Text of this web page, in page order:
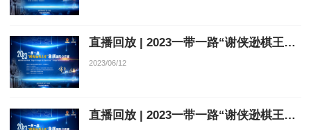
直播回放 | 2023一带一路“谢侠逊棋王杯”象棋国际公开赛（6月12日）
2023/06/12
直播回放 | 2023一带一路“谢侠逊棋王杯”象棋国际公开赛（6月11日）